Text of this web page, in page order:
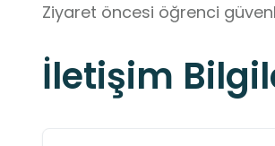
Ziyaret öncesi öğrenci
İletişim